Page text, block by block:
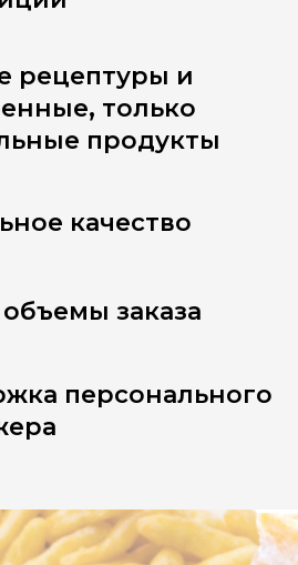
рецептуры и
только
продукты
качество
заказа
персонального